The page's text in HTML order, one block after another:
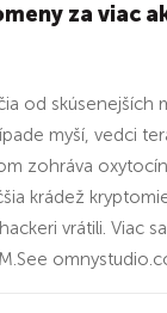
za viac
od skúsenejších
myší, vedci
zohráva
krádež
vrátili. Viac